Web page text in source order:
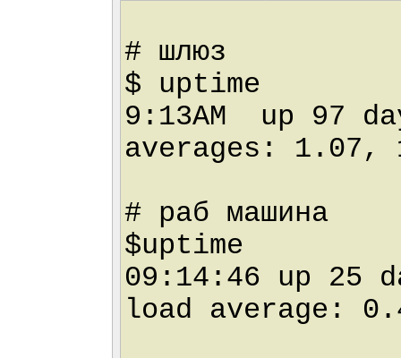
# шлюз
$ uptime
9:13AM up 97
averages: 1.07,
# раб машина
$uptime
09:14:46 up
load average: